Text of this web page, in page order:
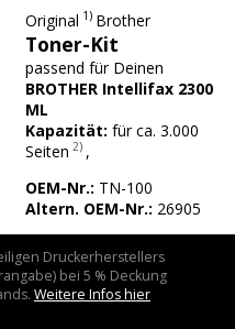
Original 1) Brother
Toner-Kit
passend für Deinen
BROTHER Intellifax 2300
ML
Kapazität: für ca. 3.000
Seiten 2) ,
OEM-Nr.: TN-100
Altern. OEM-Nr.: 26905
Druckerherstellers
bei 5 % Deckung
Weitere Infos hier